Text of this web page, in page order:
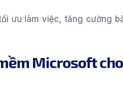
ưu làm việc, tăng cường
Microsoft